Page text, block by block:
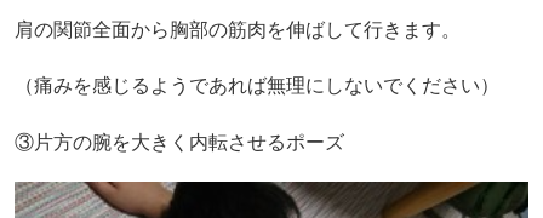
肩の関節全面から胸部の筋肉を伸ばして行きます。
（痛みを感じるようであれば無理にしないでください）
③片方の腕を大きく内転させるポーズ